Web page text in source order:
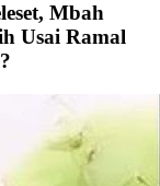
Mbah
Usai Ramal